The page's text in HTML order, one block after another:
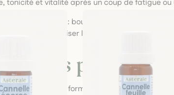
tonicité et vitalité après un coup de fatigue ou
: bourgeons de cassis,
et redynamiser l’organisme.
produits phares
hiver protection
: formule anti‑virale douce à